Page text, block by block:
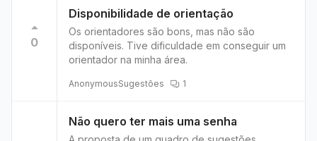
0
Disponibilidade de orientação
Os orientadores são bons, mas não são
disponíveis. Tive dificuldade em conseguir um
orientador na minha área.
AnonymousSugestões 1
Não quero ter mais uma senha